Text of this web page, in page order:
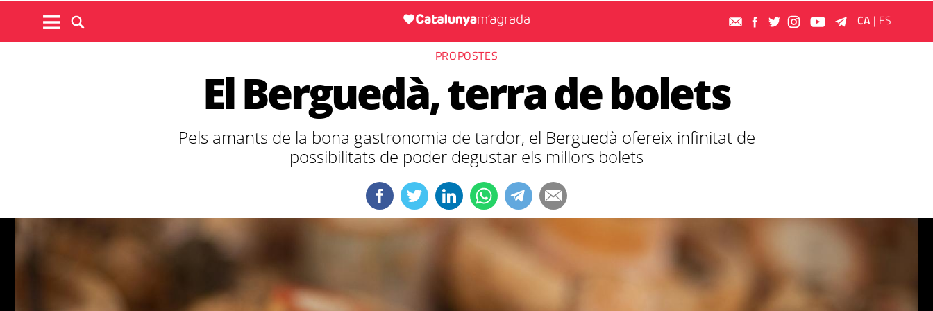
CA | ES
PROPOSTES
El Berguedà, terra de bolets
Pels amants de la bona gastronomia de tardor, el Berguedà ofereix infinitat de
possibilitats de poder degustar els millors bolets